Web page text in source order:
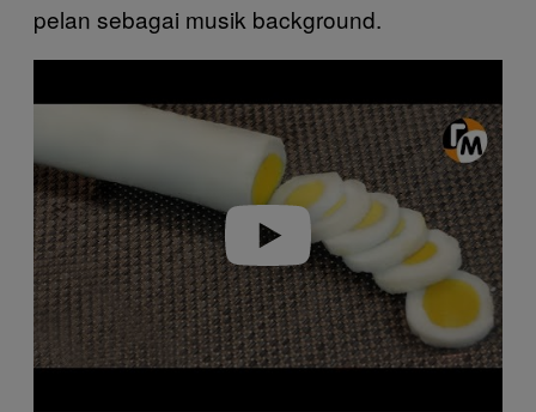
pelan sebagai musik background.
a
i
d
e
o